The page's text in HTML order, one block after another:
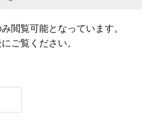
閲覧可能となっています。
ご覧ください。